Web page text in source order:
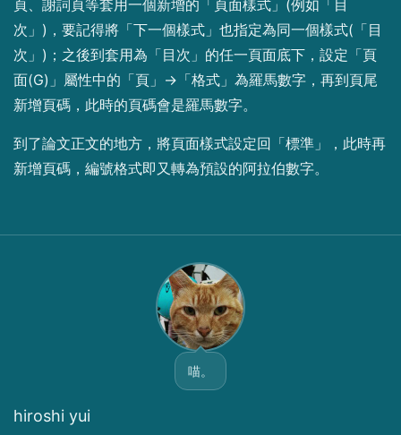
頁、謝詞頁等套用一個新增的「頁面樣式」(例如「目
次」)，要記得將「下一個樣式」也指定為同一個樣式(「目
次」)；之後到套用為「目次」的任一頁面底下，設定「頁
面(G)」屬性中的「頁」→「格式」為羅馬數字，再到頁尾
新增頁碼，此時的頁碼會是羅馬數字。
到了論文正文的地方，將頁面樣式設定回「標準」，此時再
新增頁碼，編號格式即又轉為預設的阿拉伯數字。
喵。
hiroshi yui